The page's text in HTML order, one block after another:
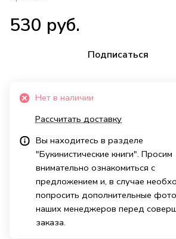
530 руб.
Подписаться
Нет в наличии
Рассчитать доставку
Вы находитесь в разделе
"Букинистические книги". Просим
внимательно ознакомиться с
предложением и, в случае
попросить дополнительные
наших менеджеров перед
заказа.